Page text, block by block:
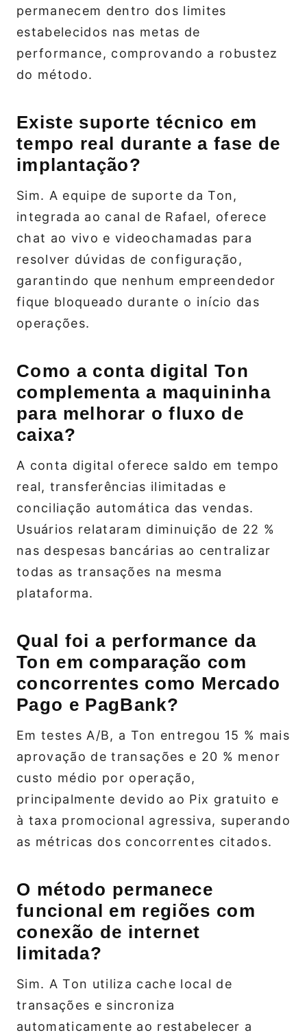
permanecem dentro dos limites
estabelecidos nas metas de
performance, comprovando a robustez
do método.
Existe suporte técnico em
tempo real durante a fase de
implantação?
Sim. A equipe de suporte da Ton,
integrada ao canal de Rafael, oferece
chat ao vivo e videochamadas para
resolver dúvidas de configuração,
garantindo que nenhum empreendedor
fique bloqueado durante o início das
operações.
Como a conta digital Ton
complementa a maquininha
para melhorar o fluxo de
caixa?
A conta digital oferece saldo em tempo
real, transferências ilimitadas e
conciliação automática das vendas.
Usuários relataram diminuição de 22 %
nas despesas bancárias ao centralizar
todas as transações na mesma
plataforma.
Qual foi a performance da
Ton em comparação com
concorrentes como Mercado
Pago e PagBank?
Em testes A/B, a Ton entregou 15 % mais
aprovação de transações e 20 % menor
custo médio por operação,
principalmente devido ao Pix gratuito e
à taxa promocional agressiva, superando
as métricas dos concorrentes citados.
O método permanece
funcional em regiões com
conexão de internet
limitada?
Sim. A Ton utiliza cache local de
transações e sincroniza
automaticamente ao restabelecer a